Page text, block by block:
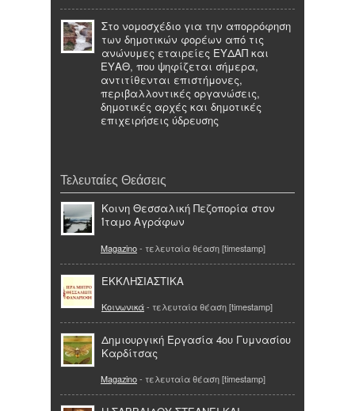
Στο νομοσχέδιο για την απορρόφηση
των δημοτικών φορέων από τις
ανώνυμες εταιρείες ΕΥΔΑΠ και
ΕΥΑΘ, που ψηφίζεται σήμερα,
αντιτίθενται επιστήμονες,
περιβαλλοντικές οργανώσεις,
δημοτικές αρχές και δημοτικές
επιχειρήσεις ύδρευσης
Τελευταίες Θεάσεις
Κοινη Θεσσαλική Πεζοπορία στον
Ίταμο Αγράφων
Magazino- τελευταία θέαση [timestamp]
EKKΛΗΣΙΑΣΤΙΚΑ
Κοινωνικά- τελευταία θέαση [timestamp]
Δημιουργική Εργασία 4ου Γυμνασίου
Καρδίτσας
Magazino- τελευταία θέαση [timestamp]